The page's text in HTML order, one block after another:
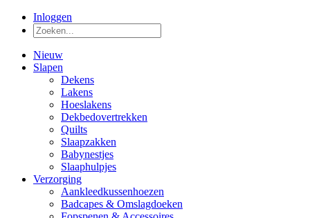
Inloggen
Nieuw
Slapen
Dekens
Lakens
Hoeslakens
Dekbedovertrekken
Quilts
Slaapzakken
Babynestjes
Slaaphulpjes
Verzorging
Aankleedkussenhoezen
Badcapes & Omslagdoeken